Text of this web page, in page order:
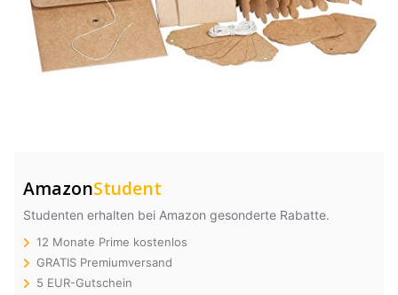
AmazonStudent
Studenten erhalten bei Amazon gesonderte Rabatte.
12 Monate Prime kostenlos
GRATIS Premiumversand
5 EUR-Gutschein